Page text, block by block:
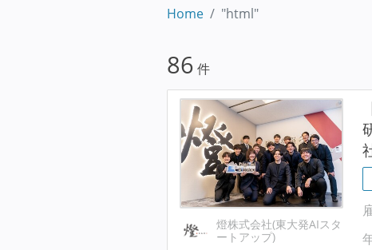
Home "html"
86 件
燈株式会社(東大発AIスタ
ートアップ)